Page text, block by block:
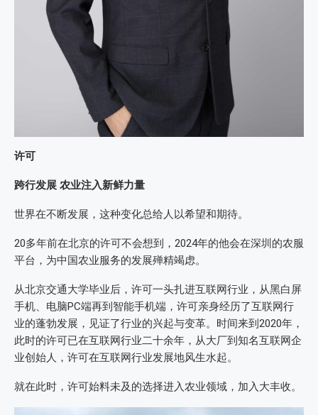
许可
跨行发展 农业注入新鲜力量
世界在不断发展，这种变化总给人以希望和期待。
20多年前在北京的许可不会想到，2024年的他会在深圳的农服
平台，为中国农业服务的发展殚精竭虑。
从北京交通大学毕业后，许可一头扎进互联网行业，从黑白屏
手机、电脑PC端再到智能手机端，许可亲身经历了互联网行
业的蓬勃发展，见证了行业的兴起与变革。时间来到2020年，
此时的许可已在互联网行业二十余年，从大厂到知名互联网企
业创始人，许可在互联网行业发展地风生水起。
就在此时，许可始料未及的选择进入农业领域，加入大丰收。